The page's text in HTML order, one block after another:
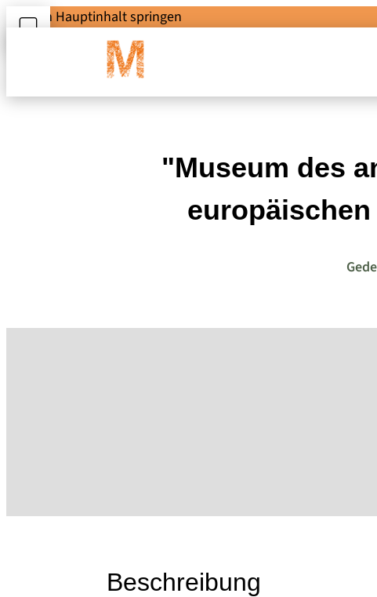
Zum Hauptinhalt springen
"Museum des
Beschreibung